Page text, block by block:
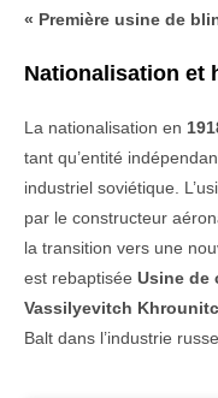
« Première usine de
Nationalisation et
La nationalisation en
tant qu’entité
industriel soviétique.
par le constructeur
la transition vers une
est rebaptisée Usine de
Vassilyevitch
Balt dans l’industrie russe.